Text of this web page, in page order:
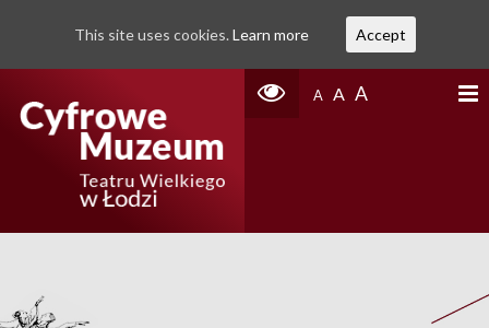
A A A
This site uses cookies. Learn more Accept